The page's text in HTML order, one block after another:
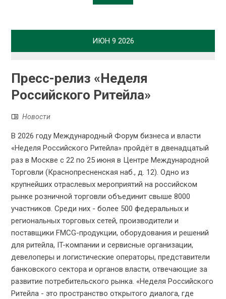
ИЮН 9 2026
Пресс-релиз «Неделя
Российского Ритейла»
Новости
В 2026 году Международный Форум бизнеса и власти
«Неделя Российского Ритейла» пройдёт в двенадцатый
раз в Москве с 22 по 25 июня в Центре Международной
Торговли (Краснопресненская наб., д. 12). Одно из
крупнейших отраслевых мероприятий на российском
рынке розничной торговли объединит свыше 8000
участников. Среди них - более 500 федеральных и
региональных торговых сетей, производители и
поставщики FMCG-продукции, оборудования и решений
для ритейла, IT-компании и сервисные организации,
девелоперы и логистические операторы, представители
банковского сектора и органов власти, отвечающие за
развитие потребительского рынка. «Неделя Российского
Ритейла - это пространство открытого диалога, где